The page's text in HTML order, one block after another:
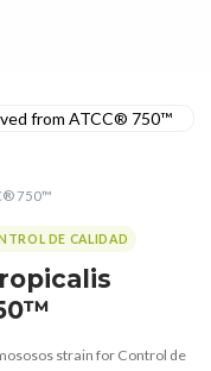
750™
DE CALIDAD
strain for Control de